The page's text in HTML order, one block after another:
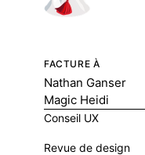
FACTURE À
Nathan Ganser
Magic Heidi
Conseil UX
Revue de design